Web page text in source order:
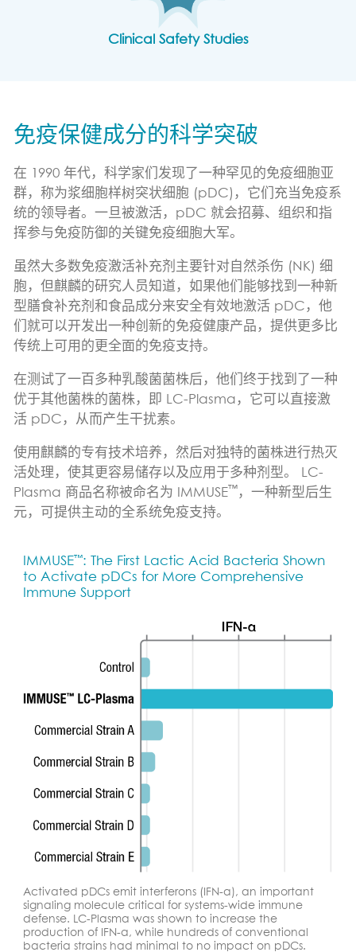
Clinical Safety Studies
免疫保健成分的科学突破
在 1990 年代，科学家们发现了一种罕见的免疫细胞亚
群，称为浆细胞样树突状细胞 (pDC)，它们充当免疫系
统的领导者。一旦被激活，pDC 就会招募、组织和指
挥参与免疫防御的关键免疫细胞大军。
虽然大多数免疫激活补充剂主要针对自然杀伤 (NK) 细
胞，但麒麟的研究人员知道，如果他们能够找到一种新
型膳食补充剂和食品成分来安全有效地激活 pDC，他
们就可以开发出一种创新的免疫健康产品，提供更多比
传统上可用的更全面的免疫支持。
在测试了一百多种乳酸菌菌株后，他们终于找到了一种
优于其他菌株的菌株，即 LC-Plasma，它可以直接激
活 pDC，从而产生干扰素。
使用麒麟的专有技术培养，然后对独特的菌株进行热灭
活处理，使其更容易储存以及应用于多种剂型。 LC-
Plasma 商品名称被命名为 IMMUSE™ ，一种新型后生
元，可提供主动的全系统免疫支持。
IMMUSE™: The First Lactic Acid Bacteria Shown
to Activate pDCs for More Comprehensive
Immune Support
Activated pDCs emit interferons (IFN-a), an important
signaling molecule critical for systems-wide immune
defense. LC-Plasma was shown to increase the
production of IFN-a, while hundreds of conventional
bacteria strains had minimal to no impact on pDCs.